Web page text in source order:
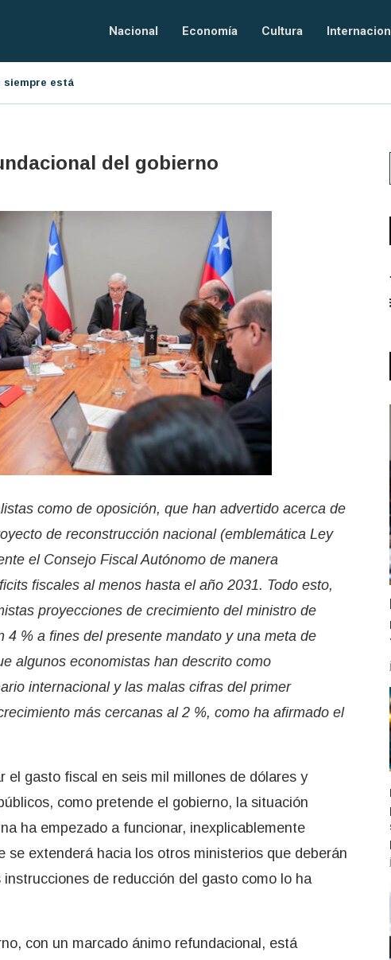
Nacional Economía Cultura
del gobierno
como de oposición, que han advertido acerca de
de reconstrucción nacional (emblemática Ley
el Consejo Fiscal Autónomo de manera
fiscales al menos hasta el año 2031. Todo esto,
proyecciones de crecimiento del ministro de
% a fines del presente mandato y una meta de
algunos economistas han descrito como
internacional y las malas cifras del primer
más cercanas al 2 %, como ha afirmado el
el gasto fiscal en seis mil millones de dólares y
como pretende el gobierno, la situación
ha empezado a funcionar, inexplicablemente
se extenderá hacia los otros ministerios que deberán
de reducción del gasto como lo ha
con un marcado ánimo refundacional, está